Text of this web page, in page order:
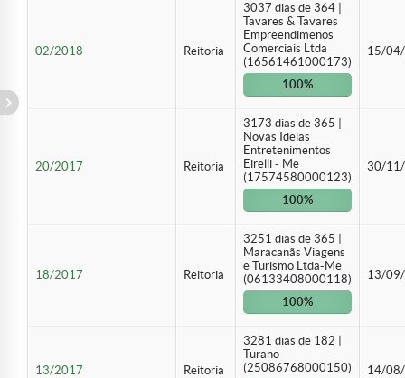
02/2018 Reitoria
3037 dias de 364 |
Tavares & Tavares
Empreendimenos
Comerciais Ltda
(16561461000173)
100%
15/
20/2017 Reitoria
3173 dias de 365 |
Novas Ideias
Entretenimentos
Eirelli - Me
(17574580000123)
100%
30/
18/2017 Reitoria
3251 dias de 365 |
Maracanãs Viagens
e Turismo Ltda-Me
(06133408000118)
100%
13/
13/2017 Reitoria
3281 dias de 182 |
Turano
(25086768000150)
14/